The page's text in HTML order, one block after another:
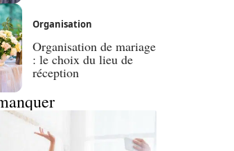
Organisation
Organisation de mariage
: le choix du lieu de
réception